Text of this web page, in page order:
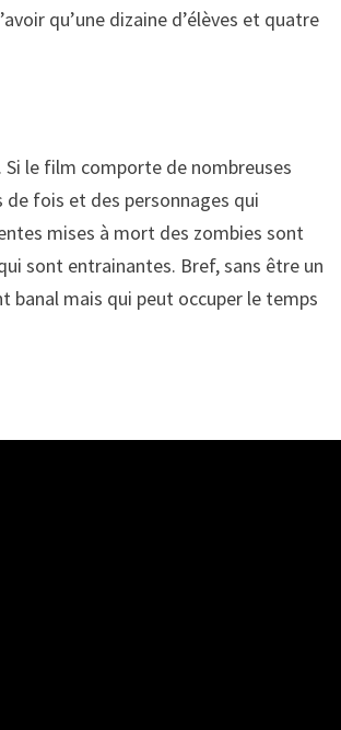
qu’une dizaine d’élèves et quatre
Si le film comporte de nombreuses
fois et des personnages qui
mises à mort des zombies sont
sont entrainantes. Bref, sans être un
banal mais qui peut occuper le temps